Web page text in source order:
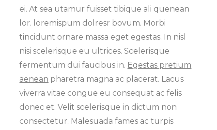
ei. At sea utamur fuisset tibique ali quenean
lor. loremispum dolresr bovum. Morbi
tincidunt ornare massa eget egestas. In nisl
nisi scelerisque eu ultrices. Scelerisque
fermentum dui faucibus in. Egestas pretium
aenean pharetra magna ac placerat. Lacus
viverra vitae congue eu consequat ac felis
donec et. Velit scelerisque in dictum non
consectetur. Malesuada fames ac turpis